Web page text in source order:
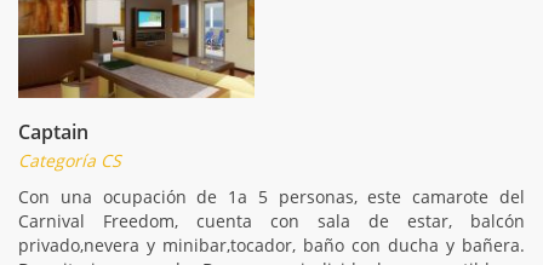
Captain
Categoría CS
Con una ocupación de 1a 5 personas, este camarote del
Carnival Freedom, cuenta con sala de estar, balcón
privado,nevera y minibar,tocador, baño con ducha y bañera.